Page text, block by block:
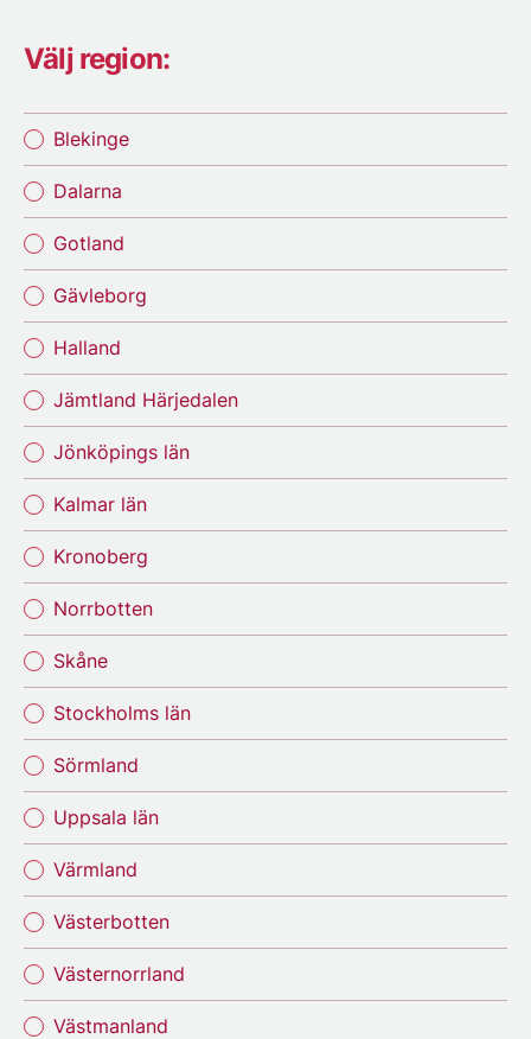
Välj region:
Blekinge
Dalarna
Gotland
Gävleborg
Halland
Jämtland Härjedalen
Jönköpings län
Kalmar län
Kronoberg
Norrbotten
Skåne
Stockholms län
Sörmland
Uppsala län
Värmland
Västerbotten
Västernorrland
Västmanland